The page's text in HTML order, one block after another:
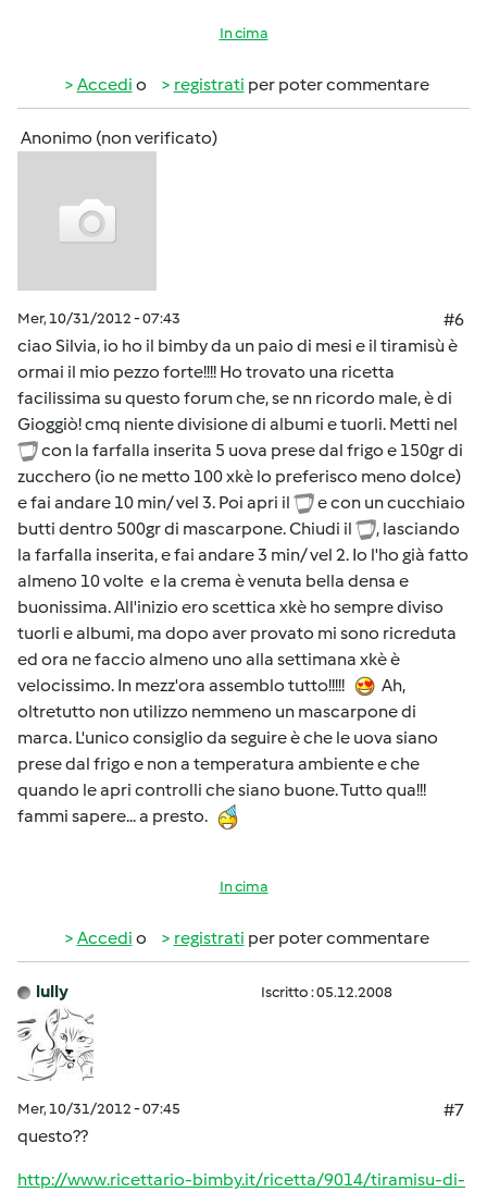
In cima
Accedi o registrati per poter commentare
Anonimo (non verificato)
Mer, 10/31/2012 - 07:43
#6
ciao Silvia, io ho il bimby da un paio di mesi e il tiramisù è
ormai il mio pezzo forte!!!! Ho trovato una ricetta
facilissima su questo forum che, se nn ricordo male, è di
Gioggiò! cmq niente divisione di albumi e tuorli. Metti nel
con la farfalla inserita 5 uova prese dal frigo e 150gr di
zucchero (io ne metto 100 xkè lo preferisco meno dolce)
e fai andare 10 min/ vel 3. Poi apri il
e con un cucchiaio
butti dentro 500gr di mascarpone. Chiudi il
, lasciando
la farfalla inserita, e fai andare 3 min/ vel 2. Io l'ho già fatto
almeno 10 volte e la crema è venuta bella densa e
buonissima. All'inizio ero scettica xkè ho sempre diviso
tuorli e albumi, ma dopo aver provato mi sono ricreduta
ed ora ne faccio almeno uno alla settimana xkè è
velocissimo. In mezz'ora assemblo tutto!!!!!
Ah,
oltretutto non utilizzo nemmeno un mascarpone di
marca. L'unico consiglio da seguire è che le uova siano
prese dal frigo e non a temperatura ambiente e che
quando le apri controlli che siano buone. Tutto qua!!!
fammi sapere... a presto.
In cima
Accedi o registrati per poter commentare
lully Iscritto : 05.12.2008
Mer, 10/31/2012 - 07:45
#7
questo??
http://www.ricettario-bimby.it/ricetta/9014/tiramisu-di-